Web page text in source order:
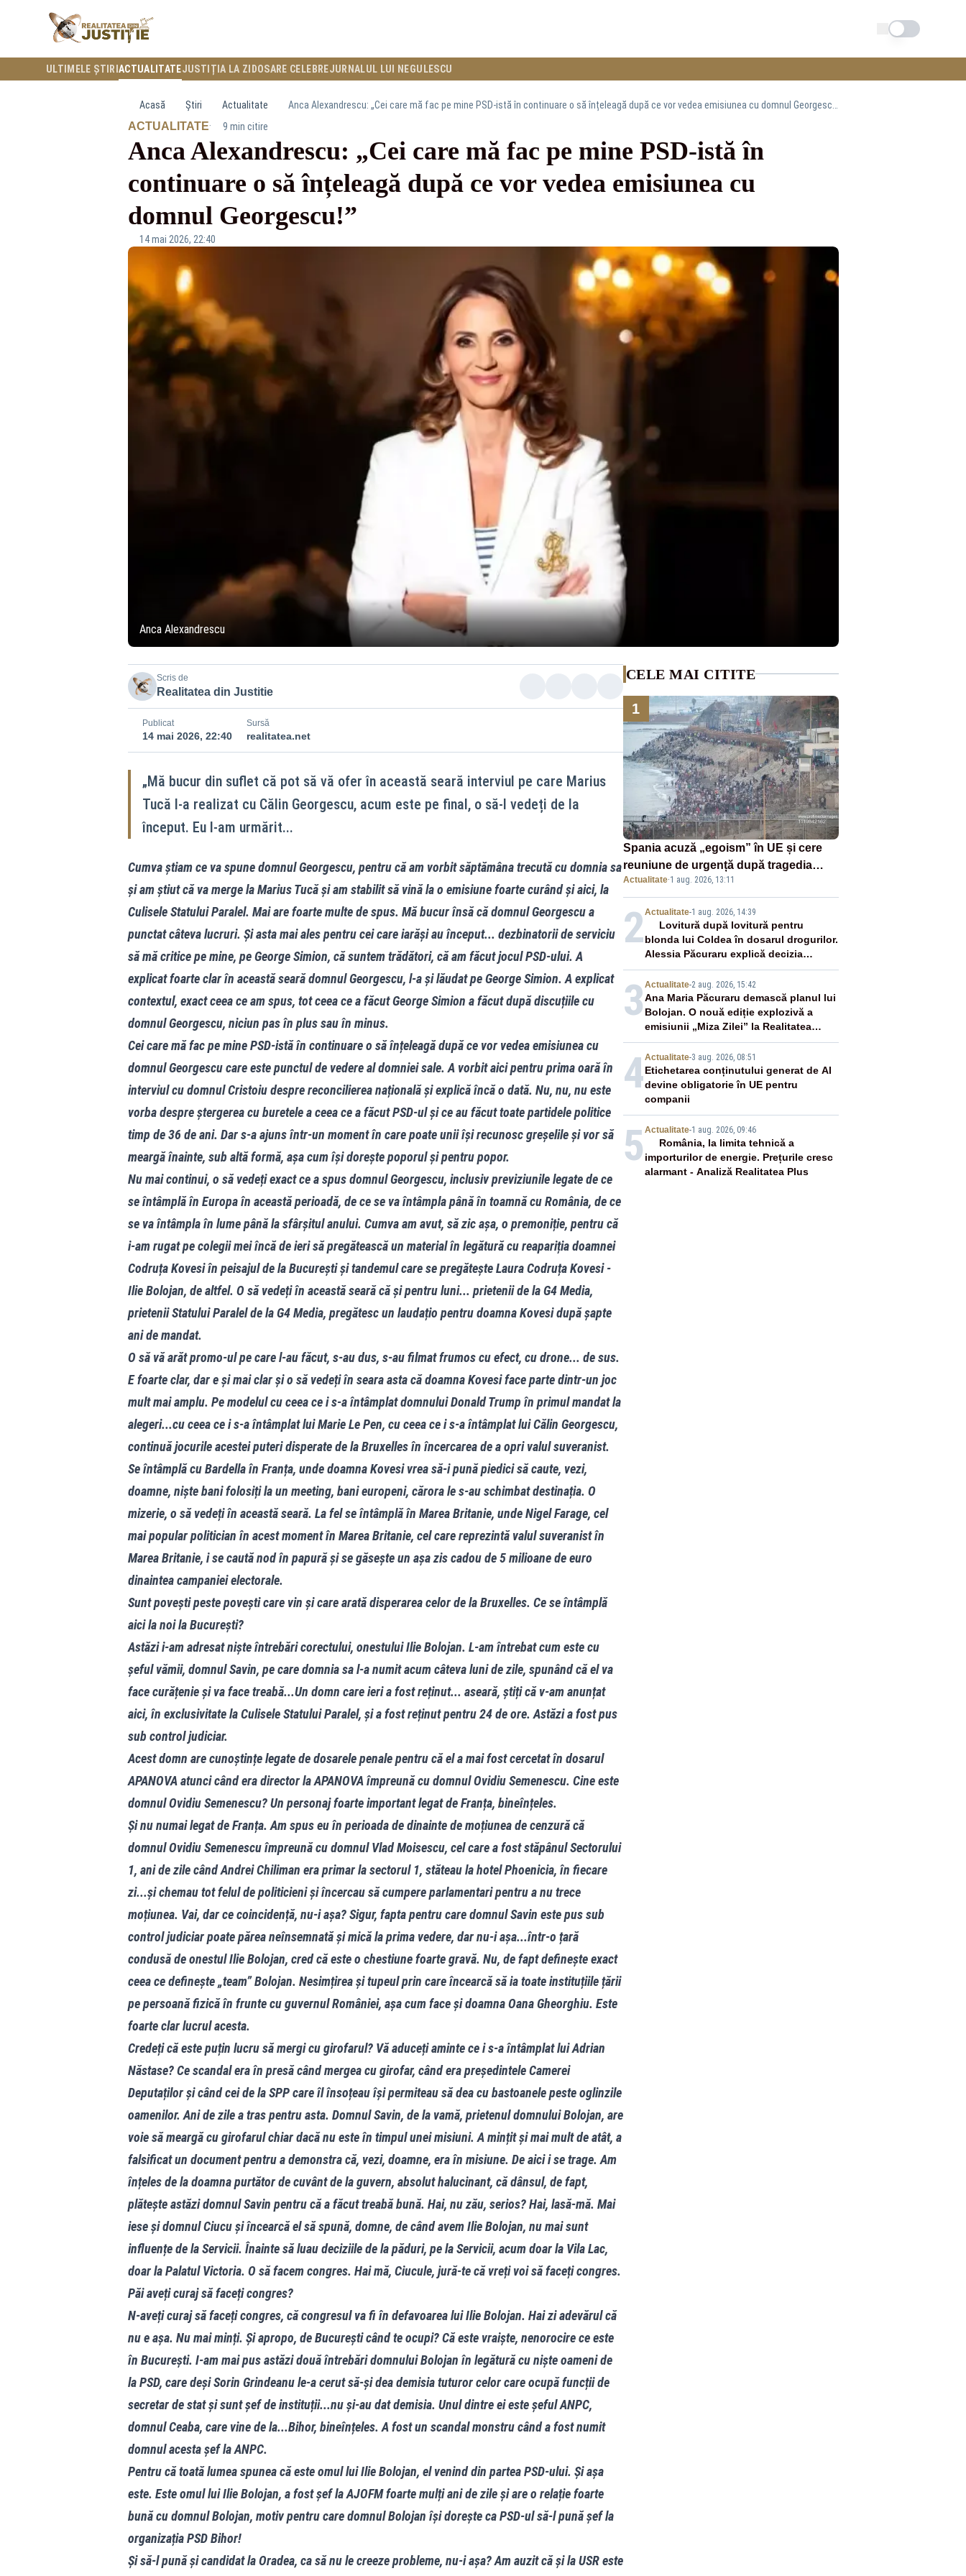
Schimba tema
ULTIMELE ȘTIRI ACTUALITATEJUSTIȚIA LA ZI DOSARE CELEBREJURNALUL LUI NEGULESCU
Acasă Știri Actualitate
ACTUALITATE· 9 min citire
Anca Alexandrescu: „Cei care mă fac pe mine PSD-istă în
continuare o să înțeleagă după ce vor vedea emisiunea cu
domnul Georgescu!”
14 mai 2026, 22:40
Anca Alexandrescu
Scris de
Realitatea din Justitie
Publicat
14 mai 2026, 22:40
Sursă
realitatea.net
„Mă bucur din suflet că pot să vă ofer în această seară interviul pe care Marius
Tucă l-a realizat cu Călin Georgescu, acum este pe final, o să-l vedeți de la
început. Eu l-am urmărit...
Cumva știam ce va spune domnul Georgescu, pentru că am vorbit săptămâna trecută cu domnia sa
și am știut că va merge la Marius Tucă și am stabilit să vină la o emisiune foarte curând și aici, la
Culisele Statului Paralel. Mai are foarte multe de spus. Mă bucur însă că domnul Georgescu a
punctat câteva lucruri. Și asta mai ales pentru cei care iarăși au început... dezbinatorii de serviciu
să mă critice pe mine, pe George Simion, că suntem trădători, că am făcut jocul PSD-ului. A
explicat foarte clar în această seară domnul Georgescu, l-a și lăudat pe George Simion. A explicat
contextul, exact ceea ce am spus, tot ceea ce a făcut George Simion a făcut după discuțiile cu
domnul Georgescu, niciun pas în plus sau în minus.
Cei care mă fac pe mine PSD-istă în continuare o să înțeleagă după ce vor vedea emisiunea cu
domnul Georgescu care este punctul de vedere al domniei sale. A vorbit aici pentru prima oară în
interviul cu domnul Cristoiu despre reconcilierea națională și explică încă o dată. Nu, nu, nu este
vorba despre ștergerea cu buretele a ceea ce a făcut PSD-ul și ce au făcut toate partidele politice
timp de 36 de ani. Dar s-a ajuns într-un moment în care poate unii își recunosc greșelile și vor să
meargă înainte, sub altă formă, așa cum își dorește poporul și pentru popor.
Nu mai continui, o să vedeți exact ce a spus domnul Georgescu, inclusiv previziunile legate de ce
se întâmplă în Europa în această perioadă, de ce se va întâmpla până în toamnă cu România, de ce
se va întâmpla în lume până la sfârșitul anului. Cumva am avut, să zic așa, o premoniție, pentru că
i-am rugat pe colegii mei încă de ieri să pregătească un material în legătură cu reapariția doamnei
Codruța Kovesi în peisajul de la București și tandemul care se pregătește Laura Codruța Kovesi -
Ilie Bolojan, de altfel. O să vedeți în această seară că și pentru luni... prietenii de la G4 Media,
prietenii Statului Paralel de la G4 Media, pregătesc un laudațio pentru doamna Kovesi după șapte
ani de mandat.
O să vă arăt promo-ul pe care l-au făcut, s-au dus, s-au filmat frumos cu efect, cu drone... de sus.
E foarte clar, dar e și mai clar și o să vedeți în seara asta că doamna Kovesi face parte dintr-un joc
mult mai amplu. Pe modelul cu ceea ce i s-a întâmplat domnului Donald Trump în primul mandat la
alegeri...cu ceea ce i s-a întâmplat lui Marie Le Pen, cu ceea ce i s-a întâmplat lui Călin Georgescu,
continuă jocurile acestei puteri disperate de la Bruxelles în încercarea de a opri valul suveranist.
Se întâmplă cu Bardella în Franța, unde doamna Kovesi vrea să-i pună piedici să caute, vezi,
doamne, niște bani folosiți la un meeting, bani europeni, cărora le s-au schimbat destinația. O
mizerie, o să vedeți în această seară. La fel se întâmplă în Marea Britanie, unde Nigel Farage, cel
mai popular politician în acest moment în Marea Britanie, cel care reprezintă valul suveranist în
Marea Britanie, i se caută nod în papură și se găsește un așa zis cadou de 5 milioane de euro
dinaintea campaniei electorale.
Sunt povești peste povești care vin și care arată disperarea celor de la Bruxelles. Ce se întâmplă
aici la noi la București?
Astăzi i-am adresat niște întrebări corectului, onestului Ilie Bolojan. L-am întrebat cum este cu
șeful vămii, domnul Savin, pe care domnia sa l-a numit acum câteva luni de zile, spunând că el va
face curățenie și va face treabă...Un domn care ieri a fost reținut... aseară, știți că v-am anunțat
aici, în exclusivitate la Culisele Statului Paralel, și a fost reținut pentru 24 de ore. Astăzi a fost pus
sub control judiciar.
Acest domn are cunoștințe legate de dosarele penale pentru că el a mai fost cercetat în dosarul
APANOVA atunci când era director la APANOVA împreună cu domnul Ovidiu Semenescu. Cine este
domnul Ovidiu Semenescu? Un personaj foarte important legat de Franța, bineînțeles.
Și nu numai legat de Franța. Am spus eu în perioada de dinainte de moțiunea de cenzură că
domnul Ovidiu Semenescu împreună cu domnul Vlad Moisescu, cel care a fost stăpânul Sectorului
1, ani de zile când Andrei Chiliman era primar la sectorul 1, stăteau la hotel Phoenicia, în fiecare
zi...și chemau tot felul de politicieni și încercau să cumpere parlamentari pentru a nu trece
moțiunea. Vai, dar ce coincidență, nu-i așa? Sigur, fapta pentru care domnul Savin este pus sub
control judiciar poate părea neînsemnată și mică la prima vedere, dar nu-i așa...într-o țară
condusă de onestul Ilie Bolojan, cred că este o chestiune foarte gravă. Nu, de fapt definește exact
ceea ce definește „team” Bolojan. Nesimțirea și tupeul prin care încearcă să ia toate instituțiile țării
pe persoană fizică în frunte cu guvernul României, așa cum face și doamna Oana Gheorghiu. Este
foarte clar lucrul acesta.
Credeți că este puțin lucru să mergi cu girofarul? Vă aduceți aminte ce i s-a întâmplat lui Adrian
Năstase? Ce scandal era în presă când mergea cu girofar, când era președintele Camerei
Deputaților și când cei de la SPP care îl însoțeau își permiteau să dea cu bastoanele peste oglinzile
oamenilor. Ani de zile a tras pentru asta. Domnul Savin, de la vamă, prietenul domnului Bolojan, are
voie să meargă cu girofarul chiar dacă nu este în timpul unei misiuni. A mințit și mai mult de atât, a
falsificat un document pentru a demonstra că, vezi, doamne, era în misiune. De aici i se trage. Am
înțeles de la doamna purtător de cuvânt de la guvern, absolut halucinant, că dânsul, de fapt,
plătește astăzi domnul Savin pentru că a făcut treabă bună. Hai, nu zău, serios? Hai, lasă-mă. Mai
iese și domnul Ciucu și încearcă el să spună, domne, de când avem Ilie Bolojan, nu mai sunt
influențe de la Servicii. Înainte să luau deciziile de la păduri, pe la Servicii, acum doar la Vila Lac,
doar la Palatul Victoria. O să facem congres. Hai mă, Ciucule, jură-te că vreți voi să faceți congres.
Păi aveți curaj să faceți congres?
N-aveți curaj să faceți congres, că congresul va fi în defavoarea lui Ilie Bolojan. Hai zi adevărul că
nu e așa. Nu mai minți. Și apropo, de București când te ocupi? Că este vraiște, nenorocire ce este
în București. I-am mai pus astăzi două întrebări domnului Bolojan în legătură cu niște oameni de
la PSD, care deși Sorin Grindeanu le-a cerut să-și dea demisia tuturor celor care ocupă funcții de
secretar de stat și sunt șef de instituții...nu și-au dat demisia. Unul dintre ei este șeful ANPC,
domnul Ceaba, care vine de la...Bihor, bineînțeles. A fost un scandal monstru când a fost numit
domnul acesta șef la ANPC.
Pentru că toată lumea spunea că este omul lui Ilie Bolojan, el venind din partea PSD-ului. Și așa
este. Este omul lui Ilie Bolojan, a fost șef la AJOFM foarte mulți ani de zile și are o relație foarte
bună cu domnul Bolojan, motiv pentru care domnul Bolojan își dorește ca PSD-ul să-l pună șef la
organizația PSD Bihor!
Și să-l pună și candidat la Oradea, ca să nu le creeze probleme, nu-i așa? Am auzit că și la USR este
CELE MAI CITITE
1
Spania acuză „egoism” în UE și cere
reuniune de urgență după tragedia
migranților din Ceuta. Zeci de oameni
au murit
Actualitate·1 aug. 2026, 13:11
2Actualitate-1 aug. 2026, 14:39
Lovitură după lovitură pentru
blonda lui Coldea în dosarul drogurilor.
Alessia Păcuraru explică decizia
magistraților
3 Actualitate-2 aug. 2026, 15:42
Ana Maria Păcuraru demască planul lui
Bolojan. O nouă ediție explozivă a
emisiunii „Miza Zilei” la Realitatea
PLUS
4Actualitate-3 aug. 2026, 08:51
Etichetarea conținutului generat de AI
devine obligatorie în UE pentru
companii
5 Actualitate-1 aug. 2026, 09:46
România, la limita tehnică a
importurilor de energie. Prețurile cresc
alarmant - Analiză Realitatea Plus